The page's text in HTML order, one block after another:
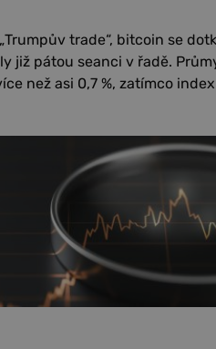
trade“, bitcoin se
již pátou seanci v řadě.
než asi 0,7 %, zatímco